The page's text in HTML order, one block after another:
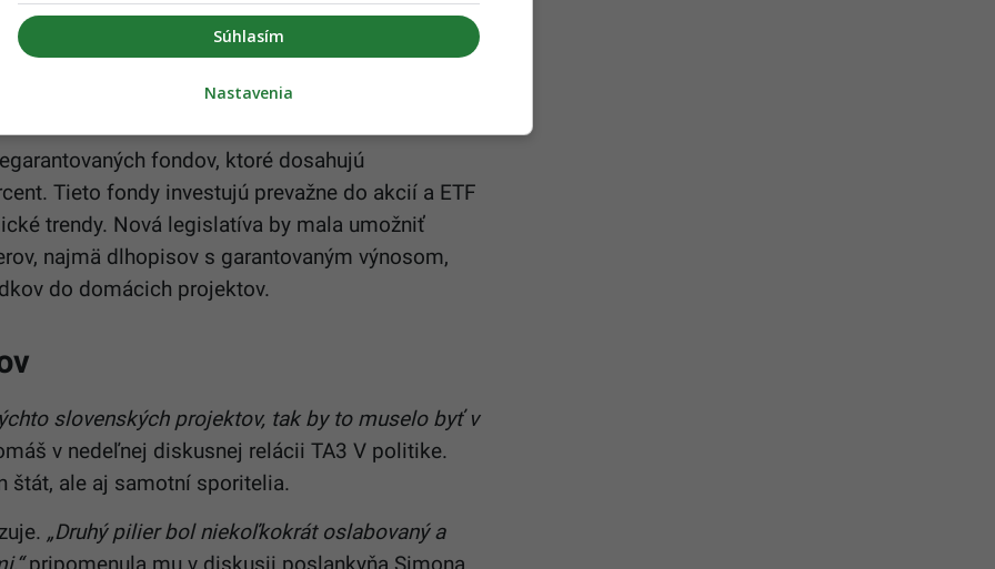
neexistujú – v dlhopisových garantovaných
slovenské štátne dlhopisy zastúpenie na
využitie týchto aktív na financovanie rozvoja
fondov, ktoré dosahujú
Tieto fondy investujú prevažne do akcií a ETF
trendy. Nová legislatíva by mala umožniť
najmä dlhopisov s garantovaným výnosom,
do domácich projektov.
slovenských projektov, tak by to muselo byť v
v nedeľnej diskusnej relácii TA3 V politike.
štát, ale aj samotní sporitelia.
„Druhý pilier bol niekoľkokrát oslabovaný a
pripomenula mu v diskusii poslankyňa Simona
Súhlasím
Nastavenia